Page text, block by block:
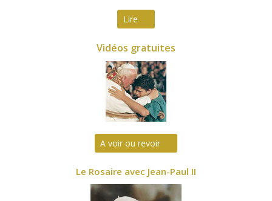
Lire
Vidéos gratuites
A voir ou revoir
Le Rosaire avec Jean-Paul II